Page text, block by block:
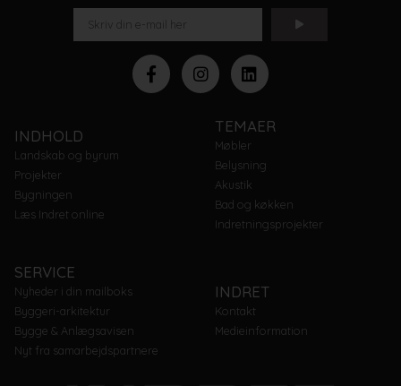
INDHOLD
Landskab og byrum
Projekter
Bygningen
Læs Indret online
TEMAER
Møbler
Belysning
Akustik
Bad og køkken
Indretningsprojekter
SERVICE
Nyheder i din mailboks
Byggeri-arkitektur
Bygge & Anlægsavisen
Nyt fra samarbejdspartnere
INDRET
Kontakt
Medieinformation